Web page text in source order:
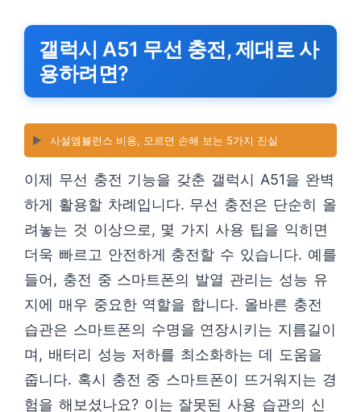
갤럭시 A51 무선 충전, 제대로 사
용하려면?
▶️ 사설앰뷸런스 비용, 모르면 손해 보는 5가지 진실
이제 무선 충전 기능을 갖춘 갤럭시 A51을 완벽
하게 활용할 차례입니다. 무선 충전은 단순히 올
려놓는 것 이상으로, 몇 가지 사용 팁을 익히면
더욱 빠르고 안전하게 충전할 수 있습니다. 예를
들어, 충전 중 스마트폰의 발열 관리는 성능 유
지에 매우 중요한 역할을 합니다. 올바른 충전
습관은 스마트폰의 수명을 연장시키는 지름길이
며, 배터리 성능 저하를 최소화하는 데 도움을
줍니다. 혹시 충전 중 스마트폰이 뜨거워지는 경
험을 해보셨나요? 이는 잘못된 사용 습관의 신